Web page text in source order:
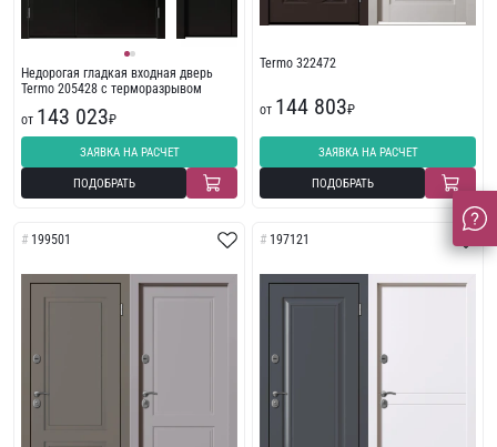
Недорогая гладкая входная дверь
Termo 205428 с терморазрывом
от 143 023₽
ЗАЯВКА НА РАСЧЕТ
ПОДОБРАТЬ
Termo 322472
от 144 803₽
ЗАЯВКА НА РАСЧЕТ
ПОДОБРАТЬ
199501 197121